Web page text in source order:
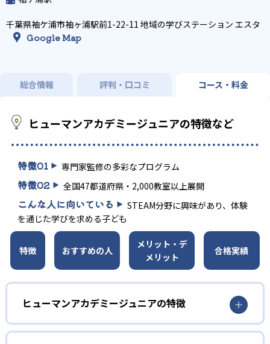
千葉県袖ケ浦市袖ヶ浦駅前1-22-11 地域の学びステーション エスタ
Google Map
総合情報 評判・口コミ コース・料金
ヒューマンアカデミージュニアの特徴など
特徴01 専門家監修の多彩なプログラム
特徴02 全国47都道府県・2,000教室以上展開
こんな人に向いている
STEAM分野に興味があり、体験
を通じた学びを求める子ども
特徴 おすすめの人
メリット・デ
メリット
合格実績
ヒューマンアカデミージュニアの特徴
1
多彩なコースラインナップ